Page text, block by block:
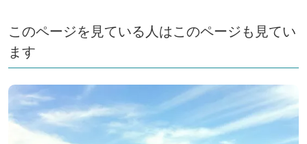
このページを見ている人はこのページも見てい
ます